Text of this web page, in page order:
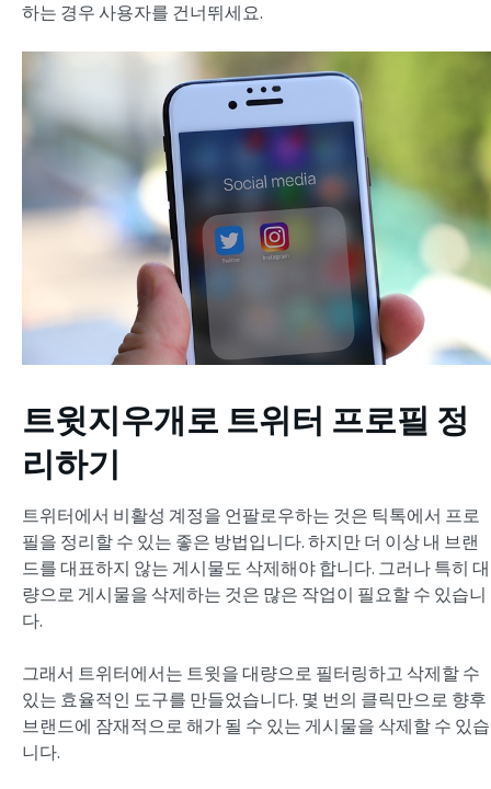
하는 경우 사용자를 건너뛰세요.
트윗지우개로 트위터 프로필 정
리하기
트위터에서 비활성 계정을 언팔로우하는 것은 틱톡에서 프로
필을 정리할 수 있는 좋은 방법입니다. 하지만 더 이상 내 브랜
드를 대표하지 않는 게시물도 삭제해야 합니다. 그러나 특히 대
량으로 게시물을 삭제하는 것은 많은 작업이 필요할 수 있습니
다.
그래서 트위터에서는 트윗을 대량으로 필터링하고 삭제할 수
있는 효율적인 도구를 만들었습니다. 몇 번의 클릭만으로 향후
브랜드에 잠재적으로 해가 될 수 있는 게시물을 삭제할 수 있습
니다.